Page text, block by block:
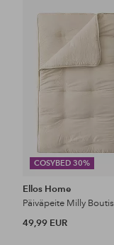
COSYBED 30%
Ellos Home
Päiväpeite Milly Boutis
49,99 EUR